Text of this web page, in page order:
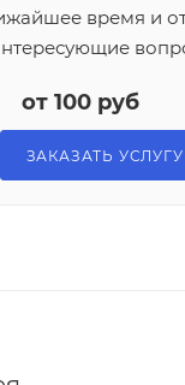
время и
от 100 руб
ЗАКАЗАТЬ УСЛУГУ